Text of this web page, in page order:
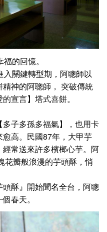
的回憶。
關鍵轉型期，阿聰師以
神的阿聰師， 突破傳統
宣言】塔式喜餅。
子多孫多福氣】，也用卡
高。民國87年，大甲芋
常送來許多檳榔心芋。阿
花瓣般浪漫的芋頭酥，悄
酥』開始聞名全台，阿聰
春天。